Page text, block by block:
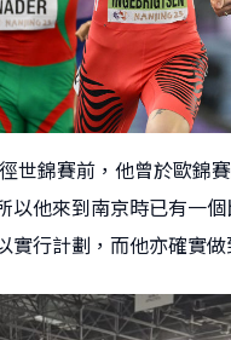
錦賽前，他曾於歐錦
以他來到南京時已有一
實行計劃，而他亦確實做